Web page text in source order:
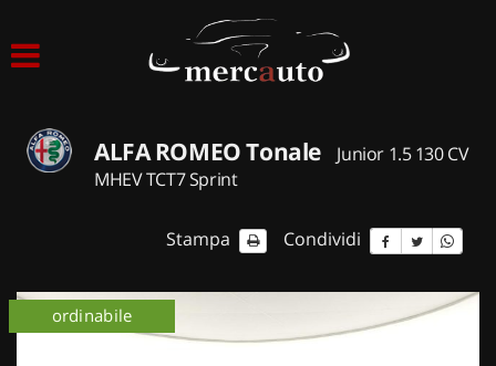
ACQUISTIAMO USATO
NOLEGGIO AUTO
ALFA ROMEO Tonale
Junior 1.5 130 CV
MHEV TCT7 Sprint
Stampa Condividi
ordinabile